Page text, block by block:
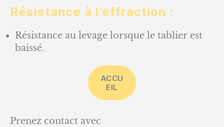
Résistance à l’effraction :
Résistance au levage lorsque le tablier est
baissé.
ACCU
EIL
Prenez contact avec